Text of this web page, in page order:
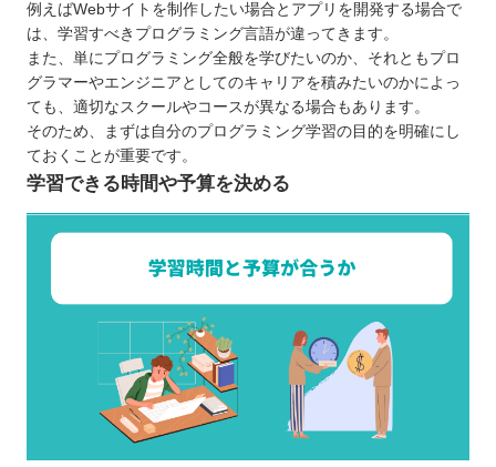
例えばWebサイトを制作したい場合とアプリを開発する場合で
は、学習すべきプログラミング言語が違ってきます。
また、単にプログラミング全般を学びたいのか、それともプロ
グラマーやエンジニアとしてのキャリアを積みたいのかによっ
ても、適切なスクールやコースが異なる場合もあります。
そのため、まずは自分のプログラミング学習の目的を明確にし
ておくことが重要です。
学習できる時間や予算を決める